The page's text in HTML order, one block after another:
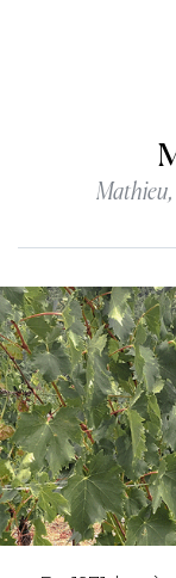
Mathieu,